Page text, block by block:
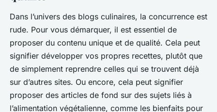
Dans l’univers des blogs culinaires, la concurrence est
rude. Pour vous démarquer, il est essentiel de
proposer du contenu unique et de qualité. Cela peut
signifier développer vos propres recettes, plutôt que
de simplement reprendre celles qui se trouvent déjà
sur d’autres sites. Ou encore, cela peut signifier
proposer des articles de fond sur des sujets liés à
l’alimentation végétalienne, comme les bienfaits pour